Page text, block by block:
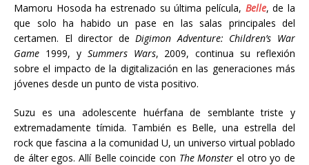
Mamoru Hosoda ha estrenado su última película, Belle, de la
que solo ha habido un pase en las salas principales del
certamen. El director de Digimon Adventure: Children’s War
Game 1999, y Summers Wars, 2009, continua su reflexión
sobre el impacto de la digitalización en las generaciones más
jóvenes desde un punto de vista positivo.
Suzu es una adolescente huérfana de semblante triste y
extremadamente tímida. También es Belle, una estrella del
rock que fascina a la comunidad U, un universo virtual poblado
de álter egos. Allí Belle coincide con The Monster el otro yo de